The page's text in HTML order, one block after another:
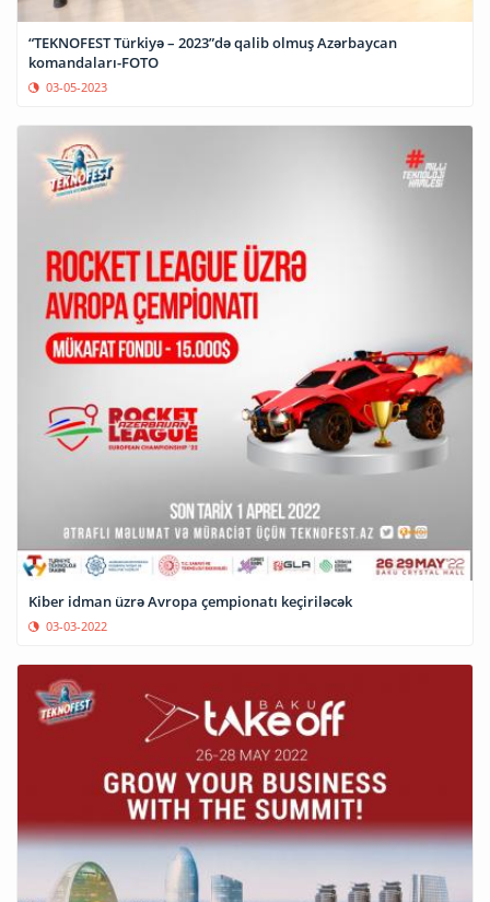
“TEKNOFEST Türkiyə – 2023”də qalib olmuş Azərbaycan
komandaları-FOTO
03-05-2023
Kiber idman üzrə Avropa çempionatı keçiriləcək
03-03-2022